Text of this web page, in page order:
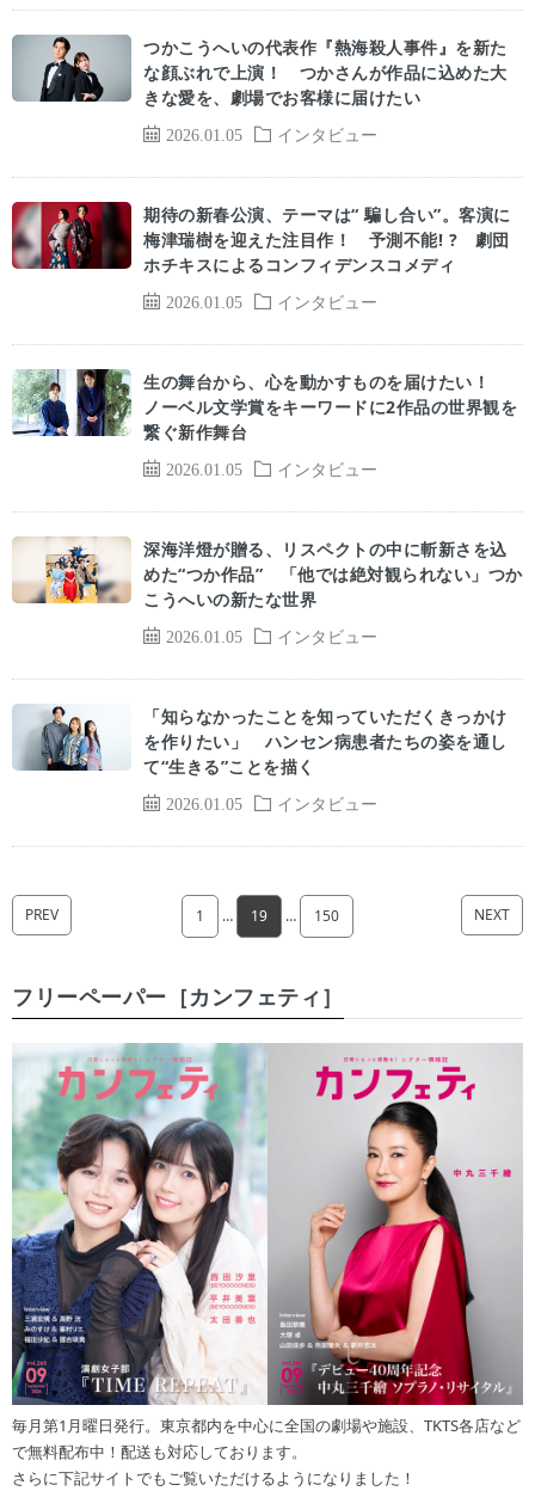
2026.01.05 インタビュー
つかこうへいの代表作『熱海殺人事件』を新た
な顔ぶれで上演！ つかさんが作品に込めた大
きな愛を、劇場でお客様に届けたい
2026.01.05 インタビュー
期待の新春公演、テーマは“ 騙し合い”。客演に
梅津瑞樹を迎えた注目作！ 予測不能! ? 劇団
ホチキスによるコンフィデンスコメディ
2026.01.05 インタビュー
生の舞台から、心を動かすものを届けたい！
ノーベル文学賞をキーワードに2作品の世界観を
繋ぐ新作舞台
2026.01.05 インタビュー
深海洋燈が贈る、リスペクトの中に斬新さを込
めた“つか作品” 「他では絶対観られない」つか
こうへいの新たな世界
2026.01.05 インタビュー
「知らなかったことを知っていただくきっかけ
を作りたい」 ハンセン病患者たちの姿を通し
て“生きる”ことを描く
PREV 1 … 19 … 150 NEXT
フリーペーパー［カンフェティ］
毎月第1月曜日発行。東京都内を中心に全国の劇場や施設、TKTS各店など
で無料配布中！配送も対応しております。
さらに下記サイトでもご覧いただけるようになりました！